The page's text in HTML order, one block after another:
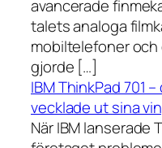
avancerade
talets analoga
mobiltelefoner
gjorde […]
IBM ThinkPad 701
vecklade ut sina
När IBM lanserade